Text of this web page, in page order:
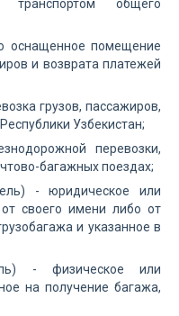
транспортом общего
оснащенное помещение
и возврата платежей
грузов, пассажиров,
Узбекистан;
перевозки,
багажных поездах;
- юридическое или
своего имени либо от
и указанное в
- физическое или
на получение багажа,